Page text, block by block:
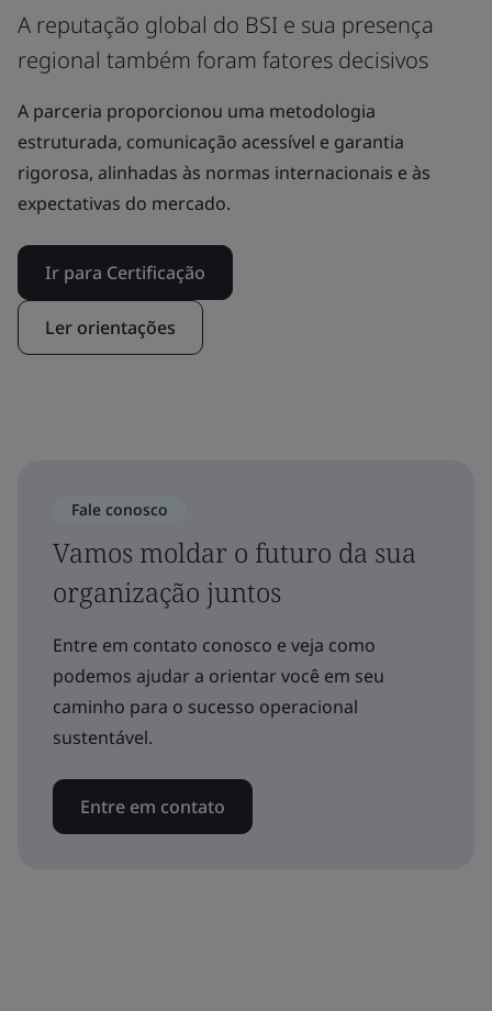
A reputação global do BSI e sua presença
regional também foram fatores decisivos
A parceria proporcionou uma metodologia
estruturada, comunicação acessível e garantia
rigorosa, alinhadas às normas internacionais e às
expectativas do mercado.
Ir para Certificação
Ler orientações
Fale conosco
Vamos moldar o futuro da sua
organização juntos
Entre em contato conosco e veja como
podemos ajudar a orientar você em seu
caminho para o sucesso operacional
sustentável.
Entre em contato